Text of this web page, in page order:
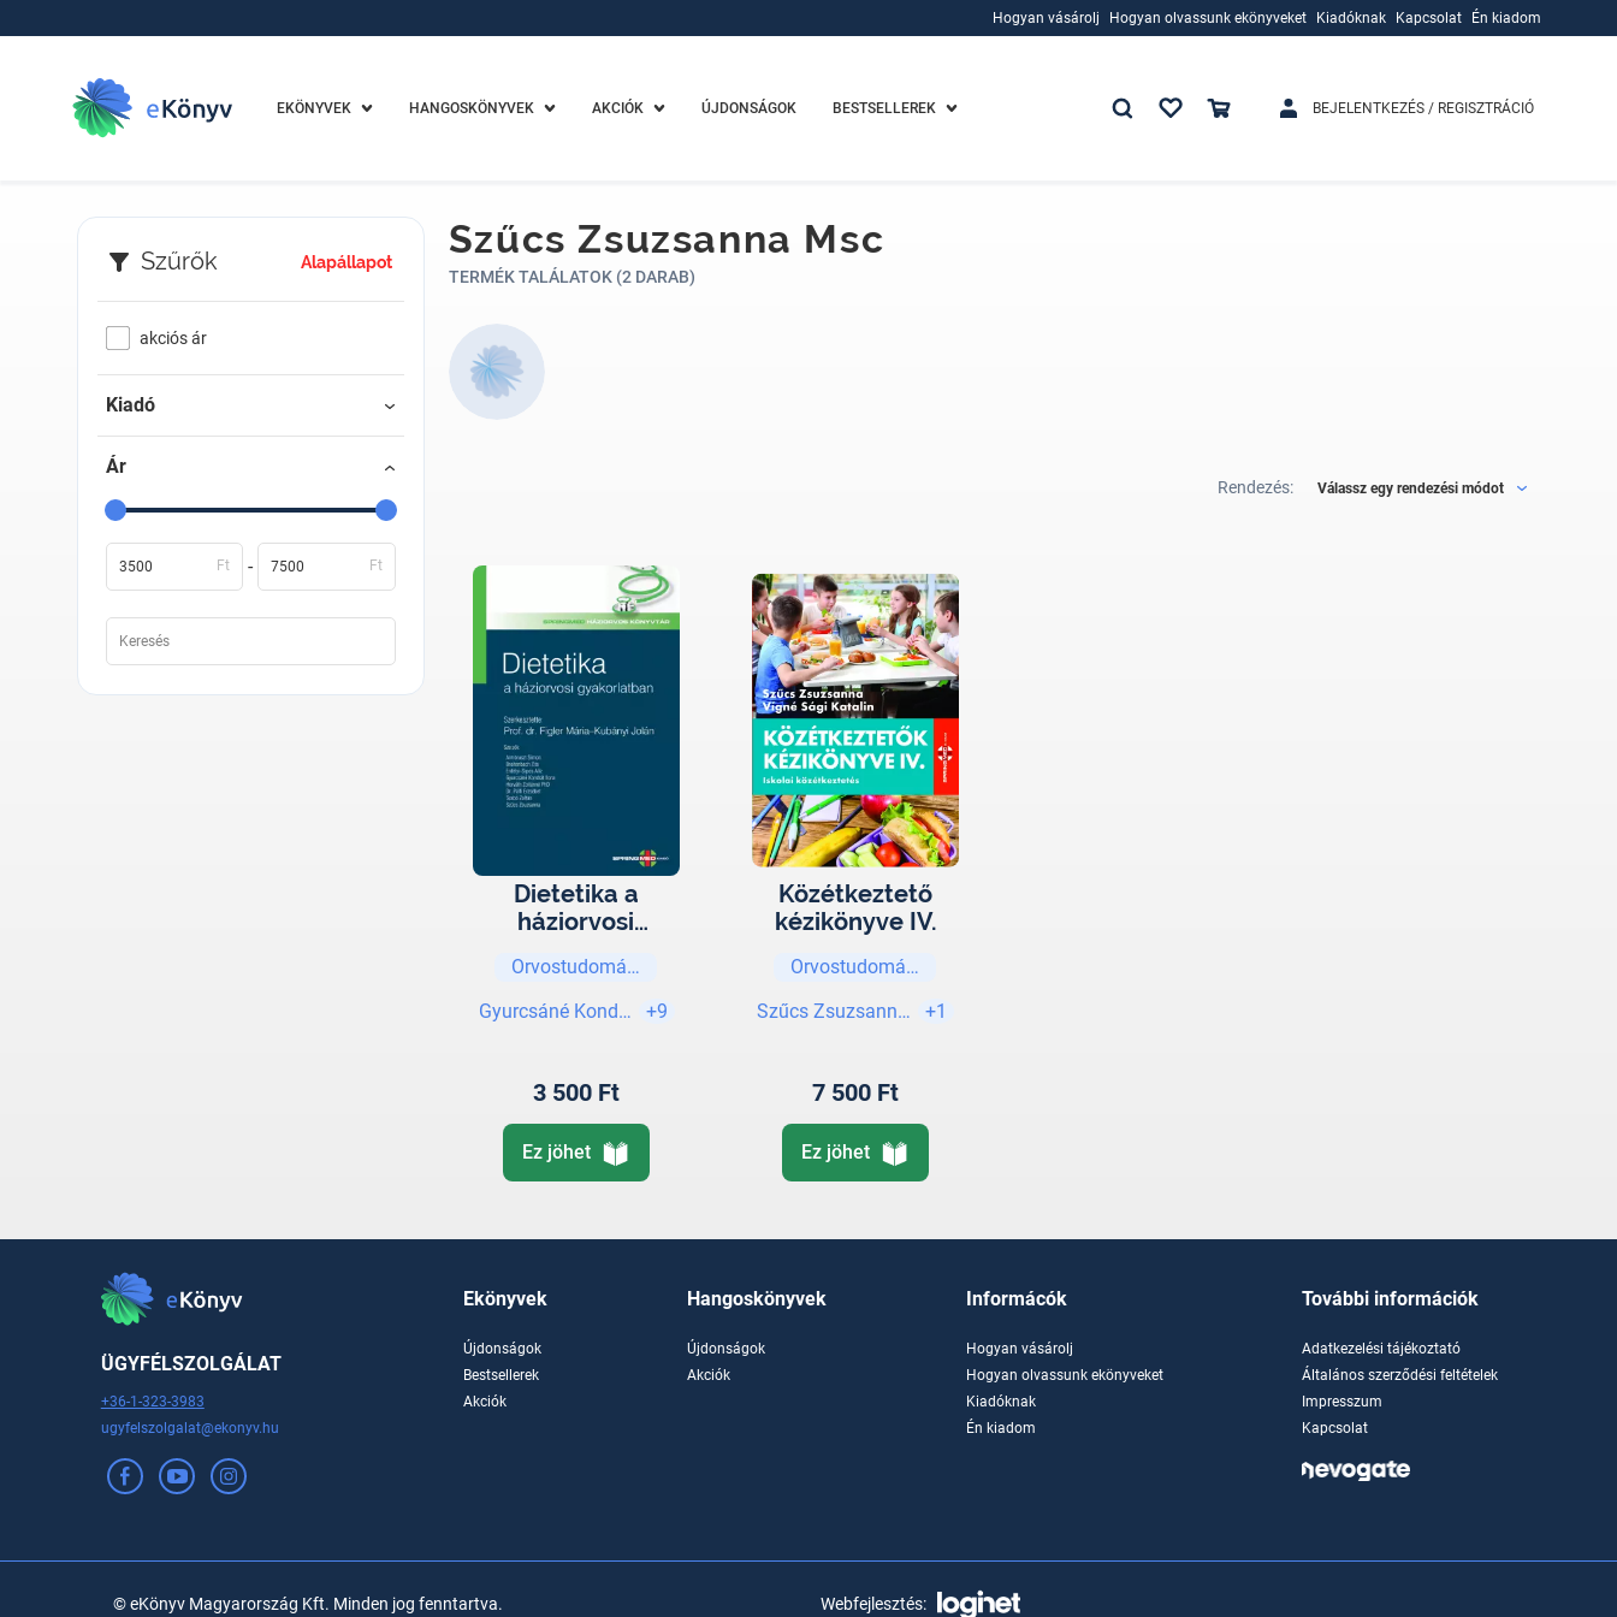
Hogyan vásárolj
Hogyan olvassunk ekönyveket
Kiadóknak
Kapcsolat Én kiadom
EKÖNYVEK HANGOSKÖNYVEK AKCIÓK ÚJDONSÁGOK BESTSELLEREK BEJELENTKEZÉS / REGISZTRÁCIÓ
Szűrők Alapállapot
akciós ár
Kiadó
Ár
Ft - Ft
Szűcs Zsuzsanna Msc
TERMÉK TALÁLATOK (2 DARAB)
Rendezés: Válassz egy rendezési módot
Dietetika a
háziorvosi
Orvostudományok
Gyurcsáné Kondrát Ilona
+9
3 500 Ft
Ez jöhet
Közétkeztető
kézikönyve IV.
Orvostudományok
Szűcs Zsuzsanna Msc
+1
7 500 Ft
Ez jöhet
ÜGYFÉLSZOLGÁLAT
+36-1-323-3983
ugyfelszolgalat@ekonyv.hu
Ekönyvek
Újdonságok
Bestsellerek
Akciók
Hangoskönyvek
Újdonságok
Akciók
Informácók
Hogyan vásárolj
Hogyan olvassunk ekönyveket
Kiadóknak
Én kiadom
További információk
Adatkezelési tájékoztató
Általános szerződési feltételek
Impresszum
Kapcsolat
© eKönyv Magyarország Kft. Minden jog fenntartva. Webfejlesztés: